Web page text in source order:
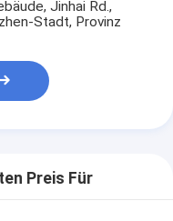
Jinhai Rd.,
Stadt, Provinz
Preis Für